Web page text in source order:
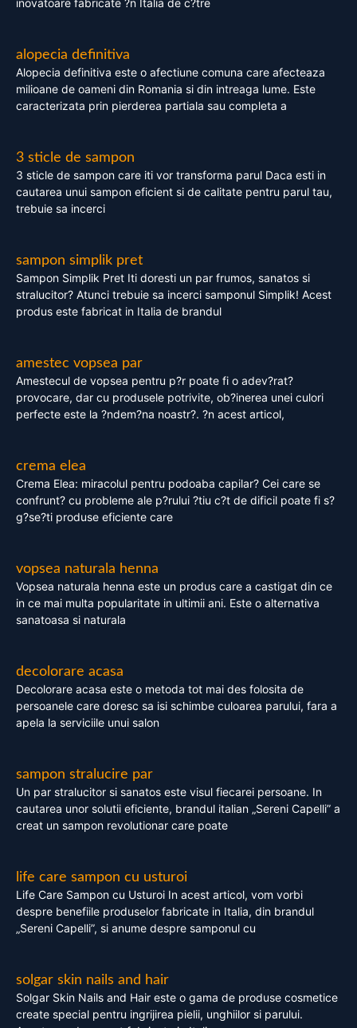
inovatoare fabricate ?n Italia de c?tre
alopecia definitiva
Alopecia definitiva este o afectiune comuna care afecteaza
milioane de oameni din Romania si din intreaga lume. Este
caracterizata prin pierderea partiala sau completa a
3 sticle de sampon
3 sticle de sampon care iti vor transforma parul Daca esti in
cautarea unui sampon eficient si de calitate pentru parul tau,
trebuie sa incerci
sampon simplik pret
Sampon Simplik Pret Iti doresti un par frumos, sanatos si
stralucitor? Atunci trebuie sa incerci samponul Simplik! Acest
produs este fabricat in Italia de brandul
amestec vopsea par
Amestecul de vopsea pentru p?r poate fi o adev?rat?
provocare, dar cu produsele potrivite, ob?inerea unei culori
perfecte este la ?ndem?na noastr?. ?n acest articol,
crema elea
Crema Elea: miracolul pentru podoaba capilar? Cei care se
confrunt? cu probleme ale p?rului ?tiu c?t de dificil poate fi s?
g?se?ti produse eficiente care
vopsea naturala henna
Vopsea naturala henna este un produs care a castigat din ce
in ce mai multa popularitate in ultimii ani. Este o alternativa
sanatoasa si naturala
decolorare acasa
Decolorare acasa este o metoda tot mai des folosita de
persoanele care doresc sa isi schimbe culoarea parului, fara a
apela la serviciile unui salon
sampon stralucire par
Un par stralucitor si sanatos este visul fiecarei persoane. In
cautarea unor solutii eficiente, brandul italian „Sereni Capelli” a
creat un sampon revolutionar care poate
life care sampon cu usturoi
Life Care Sampon cu Usturoi In acest articol, vom vorbi
despre benefiile produselor fabricate in Italia, din brandul
„Sereni Capelli”, si anume despre samponul cu
solgar skin nails and hair
Solgar Skin Nails and Hair este o gama de produse cosmetice
create special pentru ingrijirea pielii, unghiilor si parului.